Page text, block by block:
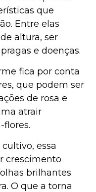
que
Entre elas
altura, ser
e doenças.
fica por conta
que podem ser
de rosa e
atrair
flores.
essa
crescimento
brilhantes
O que a torna